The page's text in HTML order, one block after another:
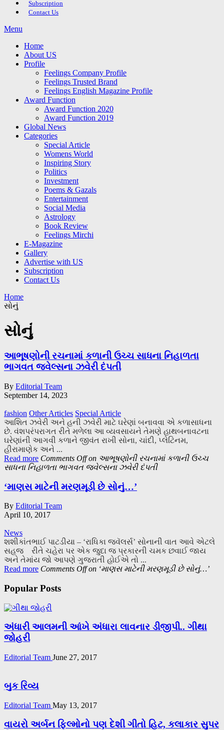
Subscription
Contact Us
Menu
Home
About US
Profile
Feelings Company Profile
Feelings Trusted Brand
Feelings English Magazine Profile
Award Function
Award Function 2020
Award Function 2019
Global News
Categories
Special Article
Womens World
Inspiring Story
Politics
Investment
Poems & Gazals
Entertainment
Social Media
Astrology
Book Review
Feelings Mirchi
E-Magazine
Gallery
Advertise with US
Subscription
Contact Us
Home
સોનું
સોનું
આભૂષણોની રચનામાં કળાની ઉચ્ચ સાધના નિહાળતા
ભાગવત જ્વેલ્સના ઝવેરી દંપતી
By Editorial Team
September 14, 2023
fashion Other Articles Special Article
આશિત ઝવેરી અને હની ઝવેરી માટે ઘરેણાં બનાવવા એ કળાસાધના
છે. વંશપરંપરાગત રીતે મળેલા આ વ્યવસાયને તેમણે હાથબનાવટના
ઘરેણાંની આગવી કળાને જીવંત રાખી સોના, ચાંદી, પ્લેટિનમ,
હીરામાણેક અને ...
Read more Comments Offon આભૂષણોની રચનામાં કળાની ઉચ્ચ
સાધના નિહાળતા ભાગવત જ્વેલ્સના ઝવેરી દંપતી
‘માણસ માટેની મરણમૂડી છે સોનું…’
By Editorial Team
April 10, 2017
News
શશીકાંતભાઈ પાટડીયા – ‘રાધિકા જ્વૅલર્સ’ સોનાની વાત આવે એટલે
સહજ રીતે ચહેરા પર એક જુદા જ પ્રકારની ચમક છવાઈ જાય
અને તેમાંય જો આપણે ગુજરાતી હોઈએ તો ...
Read more Comments Offon ‘માણસ માટેની મરણમૂડી છે સોનું…’
Popular Posts
અંધારી આલમની આંખે અંધારા લાવનાર ડીજીપી.. ગીથા
જોહરી
Editorial Team June 27, 2017
બુક રિવ્ય
Editorial Team May 13, 2017
વાયરો અર્બન ફિલ્મોનો પણ દેશી ગીતો હિટ, કલાકાર સુપર